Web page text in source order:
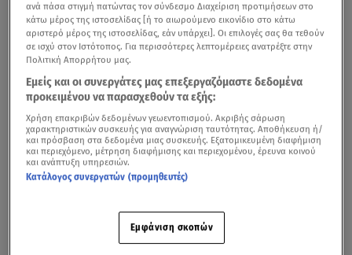
ανά πάσα στιγμή πατώντας τον σύνδεσμο Διαχείριση προτιμήσεων στο
κάτω μέρος της ιστοσελίδας [ή το αιωρούμενο εικονίδιο στο κάτω
αριστερό μέρος της ιστοσελίδας, εάν υπάρχει]. Οι επιλογές σας θα τεθούν
σε ισχύ στον Ιστότοπος. Για περισσότερες λεπτομέρειες ανατρέξτε στην
Πολιτική Απορρήτου μας.
Εμείς και οι συνεργάτες μας επεξεργαζόμαστε δεδομένα
προκειμένου να παρασχεθούν τα εξής:
Χρήση επακριβών δεδομένων γεωεντοπισμού. Ακριβής σάρωση
χαρακτηριστικών συσκευής για αναγνώριση ταυτότητας. Αποθήκευση ή/
και πρόσβαση στα δεδομένα μιας συσκευής. Εξατομικευμένη διαφήμιση
και περιεχόμενο, μέτρηση διαφήμισης και περιεχομένου, έρευνα κοινού
και ανάπτυξη υπηρεσιών.
Κατάλογος συνεργατών (προμηθευτές)
Εμφάνιση σκοπών